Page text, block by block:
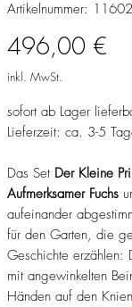
Artikelnummer:
496,00 €
inkl. MwSt.
sofort ab Lager
Lieferzeit: ca. 3-5
Das Set Der Kleine
Aufmerksamer Fuchs
aufeinander
für den Garten, die
Geschichte erzählen:
mit angewinkelten
Händen auf den